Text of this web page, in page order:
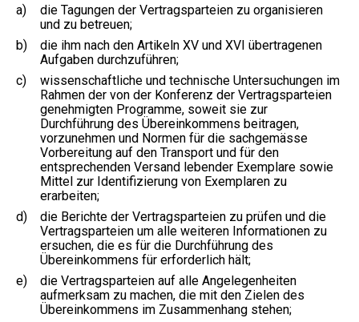
a)
die Tagungen der Vertragsparteien zu organisieren
und zu betreuen;
b)
die ihm nach den Artikeln XV und XVI übertragenen
Aufgaben durchzuführen;
c)
wissenschaftliche und technische Untersuchungen im
Rahmen der von der Konferenz der Vertragsparteien
genehmigten Programme, soweit sie zur
Durchführung des Übereinkommens beitragen,
vorzunehmen und Normen für die sachgemässe
Vorbereitung auf den Transport und für den
entsprechenden Versand lebender Exemplare sowie
Mittel zur Identifizierung von Exemplaren zu
erarbeiten;
d)
die Berichte der Vertragsparteien zu prüfen und die
Vertragsparteien um alle weiteren Informationen zu
ersuchen, die es für die Durchführung des
Übereinkommens für erforderlich hält;
e)
die Vertragsparteien auf alle Angelegenheiten
aufmerksam zu machen, die mit den Zielen des
Übereinkommens im Zusammenhang stehen;